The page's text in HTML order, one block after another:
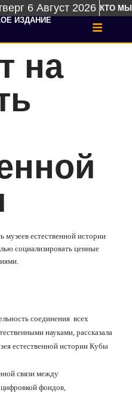
6 Август 2026 КТО МЫ
ИЗДАНИЕ
на
естественной истории
социализировать ценные
соединения всех
науками, рассказала
естественной истории Кубы
связи между
фондов,